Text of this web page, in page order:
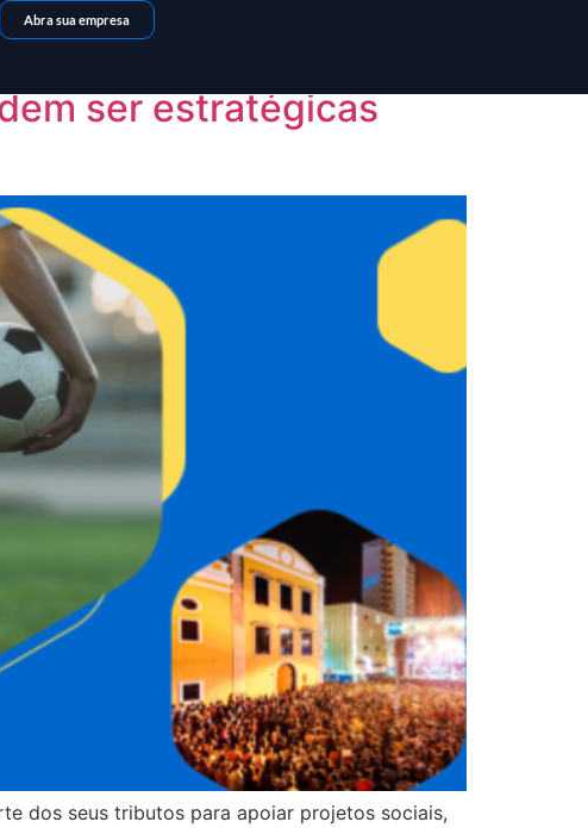
Abra sua empresa
ser estratégicas
dos seus tributos para apoiar projetos sociais,